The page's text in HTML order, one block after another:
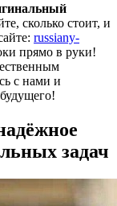
сколько стоит, и
russiany-
прямо в руки!
с нами и
задач